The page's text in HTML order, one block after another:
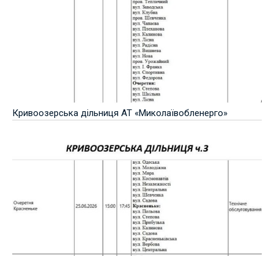
Кривоозерська дільниця АТ «Миколаївобленерго»